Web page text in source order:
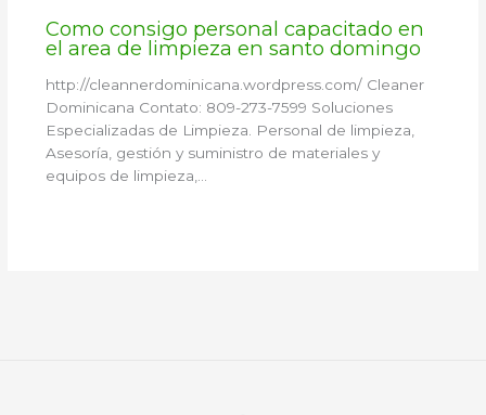
Como consigo personal capacitado en
el area de limpieza en santo domingo
http://cleannerdominicana.wordpress.com/ Cleaner
Dominicana Contato: 809-273-7599 Soluciones
Especializadas de Limpieza. Personal de limpieza,
Asesoría, gestión y suministro de materiales y
equipos de limpieza,…